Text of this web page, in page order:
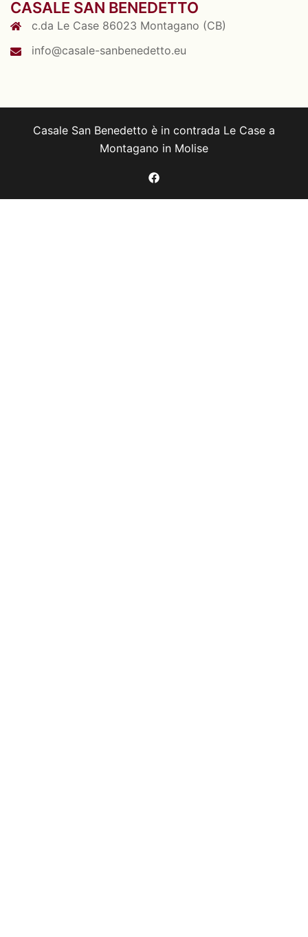
CASALE SAN BENEDETTO
c.da Le Case 86023 Montagano (CB)
info@casale-sanbenedetto.eu
Casale San Benedetto è in contrada Le Case a
Montagano in Molise